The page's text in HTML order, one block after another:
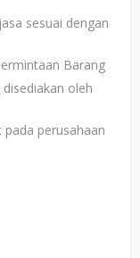
sesuai dengan
Barang
disediakan oleh
pada perusahaan